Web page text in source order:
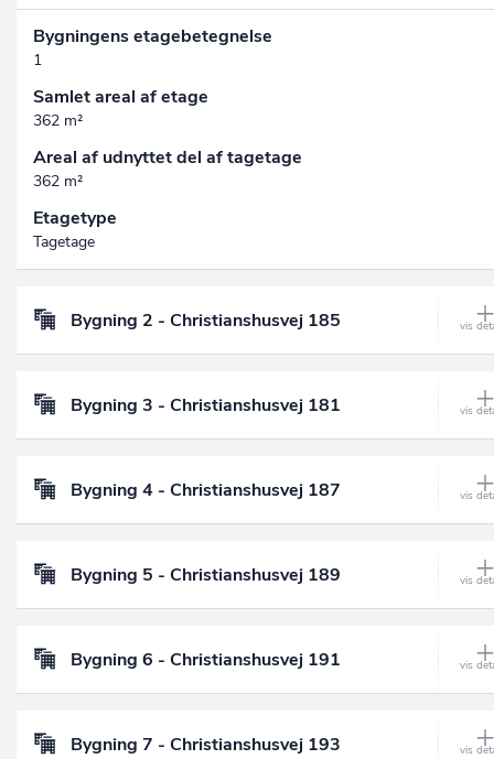
Bygningens etagebetegnelse
1
Samlet areal af etage
362 m²
Areal af udnyttet del af tagetage
362 m²
Etagetype
Tagetage
Bygning 2 - Christianshusvej 185
Bygning 3 - Christianshusvej 181
Bygning 4 - Christianshusvej 187
Bygning 5 - Christianshusvej 189
Bygning 6 - Christianshusvej 191
Bygning 7 - Christianshusvej 193